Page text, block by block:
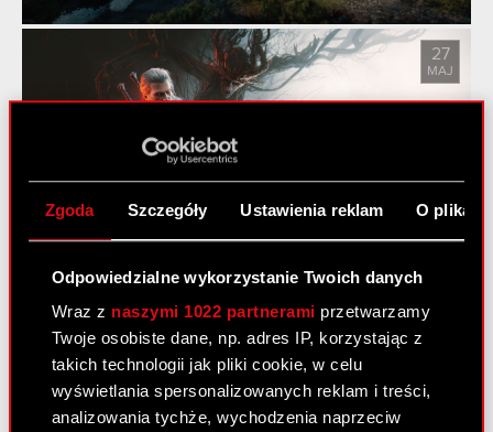
Zgoda Szczegóły Ustawienia reklam O
Odpowiedzialne wykorzystanie Twoich danych
Wraz z naszymi 1022 partnerami przetwarzamy
Twoje osobiste dane, np. adres IP, korzystając z
takich technologii jak pliki cookie, w celu
wyświetlania spersonalizowanych reklam i treści,
analizowania tychże, wychodzenia naprzeciw
Pieśni przeszłości trzecim
dodatkiem do gry Wiedźmin 3:
Dziki Gon!
27
MAJ
Zobacz również:
Aktualności